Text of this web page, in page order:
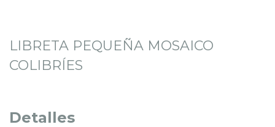
LIBRETA PEQUEÑA MOSAICO
COLIBRÍES
Detalles